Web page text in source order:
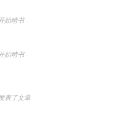
始啃书
始啃书
表了文章